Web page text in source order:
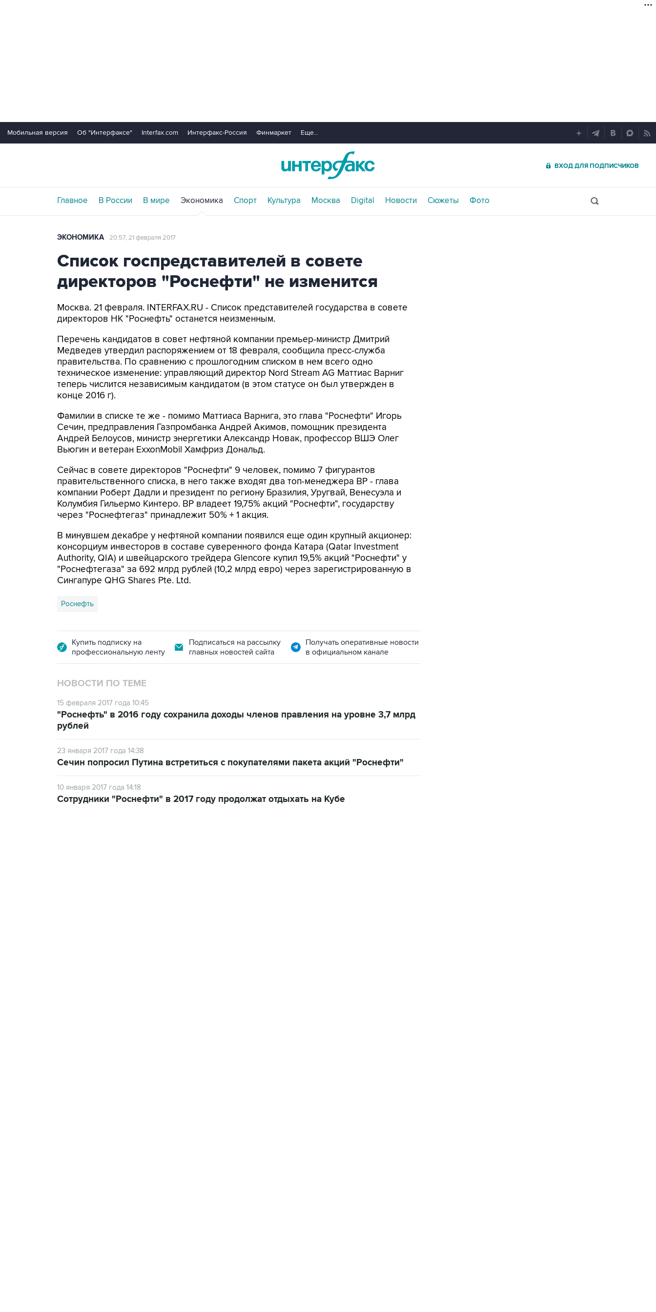
Мобильная версия Об "Интерфаксе" Interfax.com Интерфакс-Россия Финмаркет Еще...
ВХОД ДЛЯ ПОДПИСЧИКОВ
Главное В России В мире Экономика Спорт Культура Москва Digital Новости Сюжеты Фото
ЭКОНОМИКА 20:57, 21 февраля 2017
Список госпредставителей в совете
директоров "Роснефти" не изменится
Москва. 21 февраля. INTERFAX.RU - Список представителей государства в совете
директоров НК "Роснефть" останется неизменным.
Перечень кандидатов в совет нефтяной компании премьер-министр Дмитрий
Медведев утвердил распоряжением от 18 февраля, сообщила пресс-служба
правительства. По сравнению с прошлогодним списком в нем всего одно
техническое изменение: управляющий директор Nord Stream AG Маттиас Варниг
теперь числится независимым кандидатом (в этом статусе он был утвержден в
конце 2016 г).
Фамилии в списке те же - помимо Маттиаса Варнига, это глава "Роснефти" Игорь
Сечин, предправления Газпромбанка Андрей Акимов, помощник президента
Андрей Белоусов, министр энергетики Александр Новак, профессор ВШЭ Олег
Вьюгин и ветеран ExxonMobil Хамфриз Дональд.
Сейчас в совете директоров "Роснефти" 9 человек, помимо 7 фигурантов
правительственного списка, в него также входят два топ-менеджера ВР - глава
компании Роберт Дадли и президент по региону Бразилия, Уругвай, Венесуэла и
Колумбия Гильермо Кинтеро. ВР владеет 19,75% акций "Роснефти", государству
через "Роснефтегаз" принадлежит 50% + 1 акция.
В минувшем декабре у нефтяной компании появился еще один крупный акционер:
консорциум инвесторов в составе суверенного фонда Катара (Qatar Investment
Authority, QIA) и швейцарского трейдера Glencore купил 19,5% акций "Роснефти" у
"Роснефтегаза" за 692 млрд рублей (10,2 млрд евро) через зарегистрированную в
Сингапуре QHG Shares Pte. Ltd.
Роснефть
Купить подписку на
профессиональную ленту
Подписаться на рассылку
главных новостей сайта
Получать оперативные новости
в официальном канале
НОВОСТИ ПО ТЕМЕ
15 февраля 2017 года 10:45
"Роснефть" в 2016 году сохранила доходы членов правления на уровне 3,7 млрд
рублей
23 января 2017 года 14:38
Сечин попросил Путина встретиться с покупателями пакета акций "Роснефти"
10 января 2017 года 14:18
Сотрудники "Роснефти" в 2017 году продолжат отдыхать на Кубе